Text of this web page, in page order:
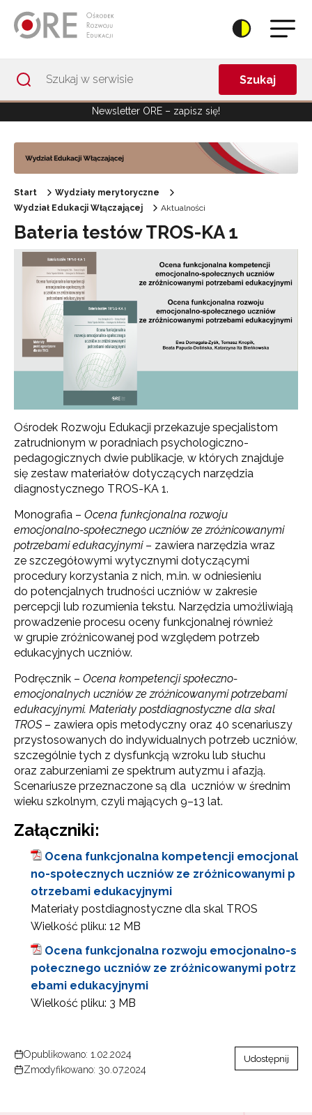
Szukaj
Newsletter ORE – zapisz się!
Start
Wydziały merytoryczne
Wydział Edukacji Włączającej
Aktualności
Bateria testów TROS-KA 1
Ośrodek Rozwoju Edukacji przekazuje specjalistom
zatrudnionym w poradniach psychologiczno-
pedagogicznych dwie publikacje, w których znajduje
się zestaw materiałów dotyczących narzędzia
diagnostycznego TROS-KA 1.
Monografia – Ocena funkcjonalna rozwoju
emocjonalno-społecznego uczniów ze zróżnicowanymi
potrzebami edukacyjnymi– zawiera narzędzia wraz
ze szczegółowymi wytycznymi dotyczącymi
procedury korzystania z nich, m.in. w odniesieniu
do potencjalnych trudności uczniów w zakresie
percepcji lub rozumienia tekstu. Narzędzia umożliwiają
prowadzenie procesu oceny funkcjonalnej również
w grupie zróżnicowanej pod względem potrzeb
edukacyjnych uczniów.
Podręcznik – Ocena kompetencji społeczno-
emocjonalnych uczniów ze zróżnicowanymi potrzebami
edukacyjnymi. Materiały postdiagnostyczne dla skal
TROS– zawiera opis metodyczny oraz 40 scenariuszy
przystosowanych do indywidualnych potrzeb uczniów,
szczególnie tych z dysfunkcją wzroku lub słuchu
oraz zaburzeniami ze spektrum autyzmu i afazją.
Scenariusze przeznaczone są dla uczniów w średnim
wieku szkolnym, czyli mających 9–13 lat.
Załączniki:
Ocena funkcjonalna kompetencji emocjonal
no-społecznych uczniów ze zróżnicowanymi p
otrzebami edukacyjnymi
Materiały postdiagnostyczne dla skal TROS
Wielkość pliku: 12 MB
Ocena funkcjonalna rozwoju emocjonalno-s
połecznego uczniów ze zróżnicowanymi potrz
ebami edukacyjnymi
Wielkość pliku: 3 MB
Opublikowano: 1.02.2024
Zmodyfikowano: 30.07.2024
Udostępnij